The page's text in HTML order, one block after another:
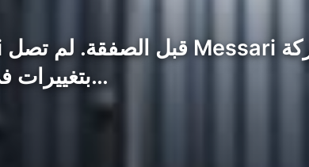
بتغييرات في القيادة وتسريحات للعمال قبل…